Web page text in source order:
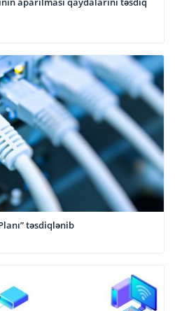
təsdiqlənib